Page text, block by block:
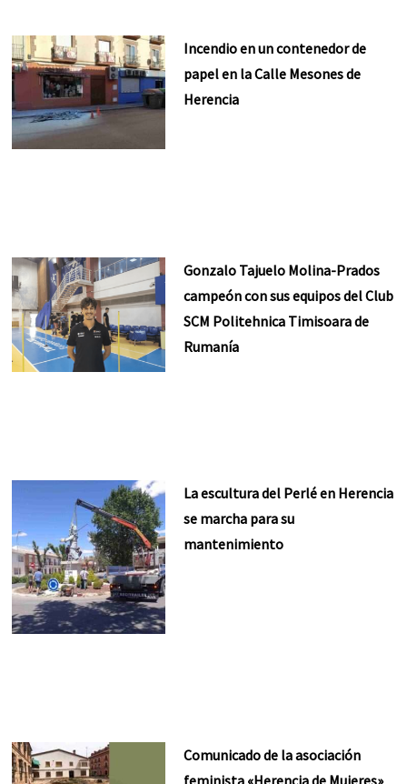
Incendio en un contenedor de
papel en la Calle Mesones de
Herencia
Gonzalo Tajuelo Molina-Prados
campeón con sus equipos del Club
SCM Politehnica Timisoara de
Rumanía
La escultura del Perlé en Herencia
se marcha para su
mantenimiento
Comunicado de la asociación
feminista «Herencia de Mujeres»